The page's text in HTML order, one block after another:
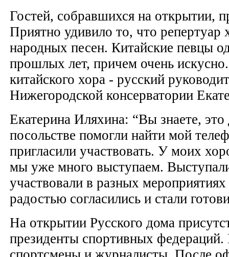
Гостей, собравшихся на открытии,
Приятно удивило то, что репертуар
народных песен. Китайские певцы
прошлых лет, причем очень
китайского хора - русский
Нижегородской консерватории
Екатерина Иляхина: “Вы знаете,
посольстве помогли найти мой
пригласили участвовать. У моих
мы уже много выступаем.
участвовали в разных
радостью согласились и стали
На открытии Русского дома
президенты спортивных